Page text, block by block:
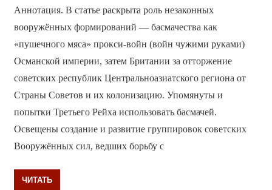
Аннотация. В статье раскрыта роль незаконных
вооружённых формирований — басмачества как
«пушечного мяса» прокси-войн (войн чужими руками)
Османской империи, затем Британии за отторжение
советских республик Центральноазиатского региона от
Страны Советов и их колонизацию. Упомянуты и
попытки Третьего Рейха использовать басмачей.
Освещены создание и развитие группировок советских
Вооружённых сил, ведших борьбу с
ЧИТАТЬ